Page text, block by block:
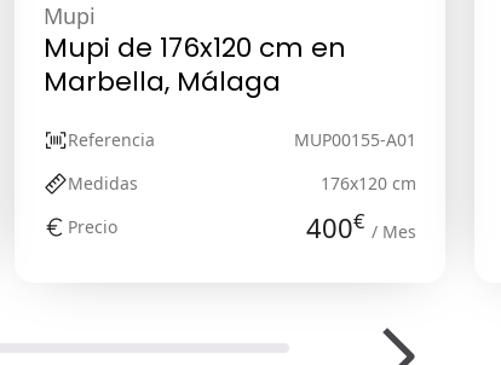
Mupi
Mupi de 176x120 cm en
Marbella, Málaga
Referencia
MUP00155-A01
Medidas
176x120 cm
Precio
400€ / Mes